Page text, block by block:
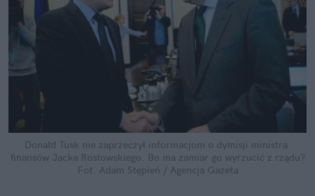
Donald Tusk nie zaprzeczył informacjom o dymisji ministra
finansów Jacka Rostowskiego. Bo ma zamiar go wyrzucić z rządu?
Fot. Adam Stępień / Agencja Gazeta